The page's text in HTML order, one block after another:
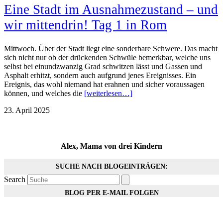
Eine Stadt im Ausnahmezustand – und
wir mittendrin! Tag 1 in Rom
Mittwoch. Über der Stadt liegt eine sonderbare Schwere. Das macht
sich nicht nur ob der drückenden Schwüle bemerkbar, welche uns
selbst bei einundzwanzig Grad schwitzen lässt und Gassen und
Asphalt erhitzt, sondern auch aufgrund jenes Ereignisses. Ein
Ereignis, das wohl niemand hat erahnen und sicher voraussagen
können, und welches die [weiterlesen…]
23. April 2025
Alex, Mama von drei Kindern
SUCHE NACH BLOGEINTRÄGEN:
Search
BLOG PER E-MAIL FOLGEN